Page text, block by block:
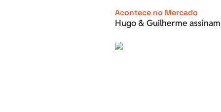
Acontece no Mercado
Hugo & Guilherme